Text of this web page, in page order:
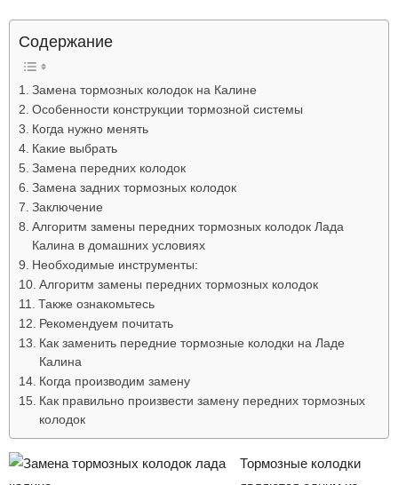
Содержание
Замена тормозных колодок на Калине
Особенности конструкции тормозной системы
Когда нужно менять
Какие выбрать
Замена передних колодок
Замена задних тормозных колодок
Заключение
Алгоритм замены передних тормозных колодок Лада
Калина в домашних условиях
Необходимые инструменты:
Алгоритм замены передних тормозных колодок
Также ознакомьтесь
Рекомендуем почитать
Как заменить передние тормозные колодки на Ладе
Калина
Когда производим замену
Как правильно произвести замену передних тормозных
колодок
Тормозные колодки